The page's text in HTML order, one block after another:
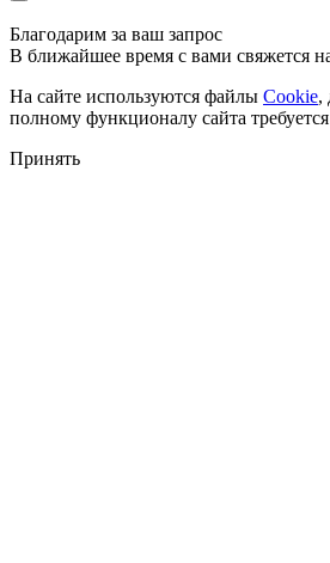
Благодарим за ваш запрос
В ближайшее время с вами свяжется
На сайте используются файлы Cookie,
полному функционалу сайта
Принять